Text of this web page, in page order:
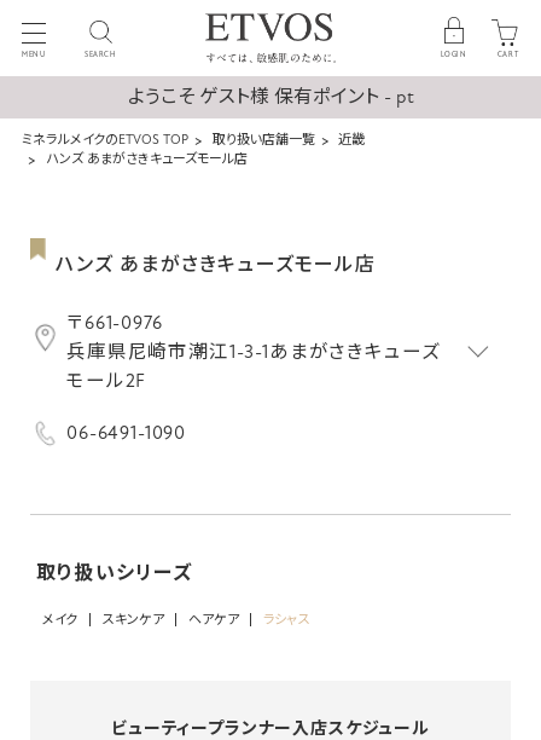
MENU SEARCH LOGIN CART
ようこそ ゲスト様 保有ポイント - pt
ミネラルメイクのETVOS TOP 取り扱い店舗一覧
近畿
ハンズ あまがさきキューズモール店
ハンズ あまがさきキューズモール店
〒661-0976
兵庫県尼崎市潮江1-3-1あまがさきキューズ
モール2F
06-6491-1090
取り扱いシリーズ
メイク スキンケア ヘアケア ラシャス
ビューティープランナー入店スケジュール